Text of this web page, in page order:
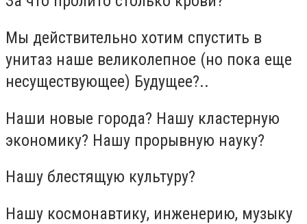
Мы действительно хотим спустить в
унитаз наше великолепное (но пока еще
несуществующее) Будущее?..
Наши новые города? Нашу кластерную
экономику? Нашу прорывную науку?
Нашу блестящую культуру?
Нашу космонавтику, инженерию, музыку